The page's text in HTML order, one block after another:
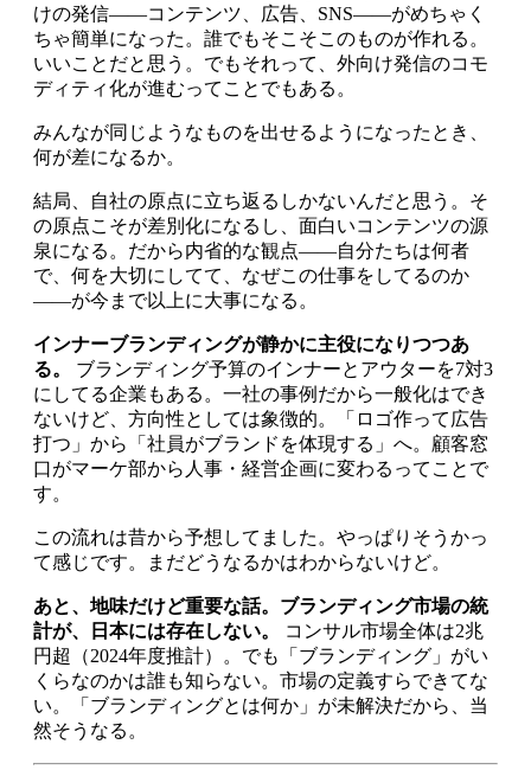
けの発信——コンテンツ、広告、SNS——がめちゃく
ちゃ簡単になった。誰でもそこそこのものが作れる。
いいことだと思う。でもそれって、外向け発信のコモ
ディティ化が進むってことでもある。
みんなが同じようなものを出せるようになったとき、
何が差になるか。
結局、自社の原点に立ち返るしかないんだと思う。そ
の原点こそが差別化になるし、面白いコンテンツの源
泉になる。だから内省的な観点——自分たちは何者
で、何を大切にしてて、なぜこの仕事をしてるのか
——が今まで以上に大事になる。
インナーブランディングが静かに主役になりつつあ
る。
ブランディング予算のインナーとアウターを7対3
にしてる企業もある。一社の事例だから一般化はでき
ないけど、方向性としては象徴的。「ロゴ作って広告
打つ」から「社員がブランドを体現する」へ。顧客窓
口がマーケ部から人事・経営企画に変わるってことで
す。
この流れは昔から予想してました。やっぱりそうかっ
て感じです。まだどうなるかはわからないけど。
あと、地味だけど重要な話。ブランディング市場の統
計が、日本には存在しない。
コンサル市場全体は2兆
円超（2024年度推計）。でも「ブランディング」がい
くらなのかは誰も知らない。市場の定義すらできてな
い。「ブランディングとは何か」が未解決だから、当
然そうなる。